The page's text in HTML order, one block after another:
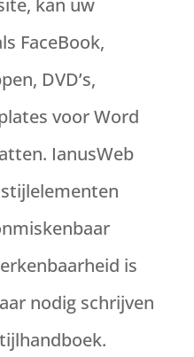
kan uw
FaceBook,
DVD’s,
voor Word
IanusWeb
is
nodig schrijven